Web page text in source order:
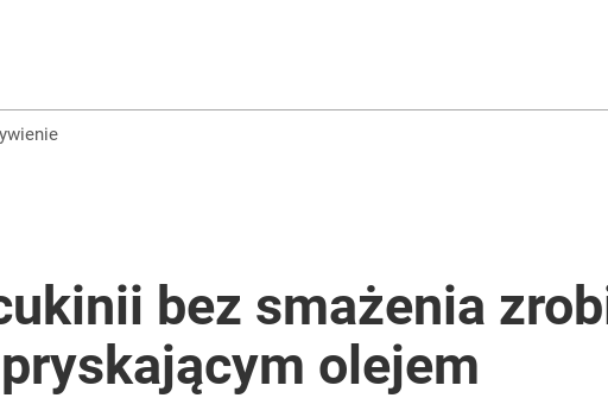
Żywienie
bez smażenia
olejem